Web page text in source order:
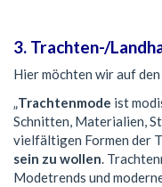
3. Trachten-/
Hier möchten wir auf
Trachtenmode ist
Schnitten, Materialien,
vielfältigen Formen der
sein zu wollen .
Modetrends und